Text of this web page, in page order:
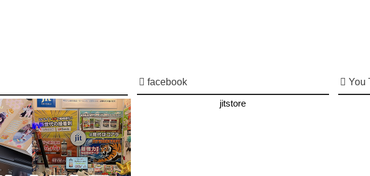
facebook
jitstore
You